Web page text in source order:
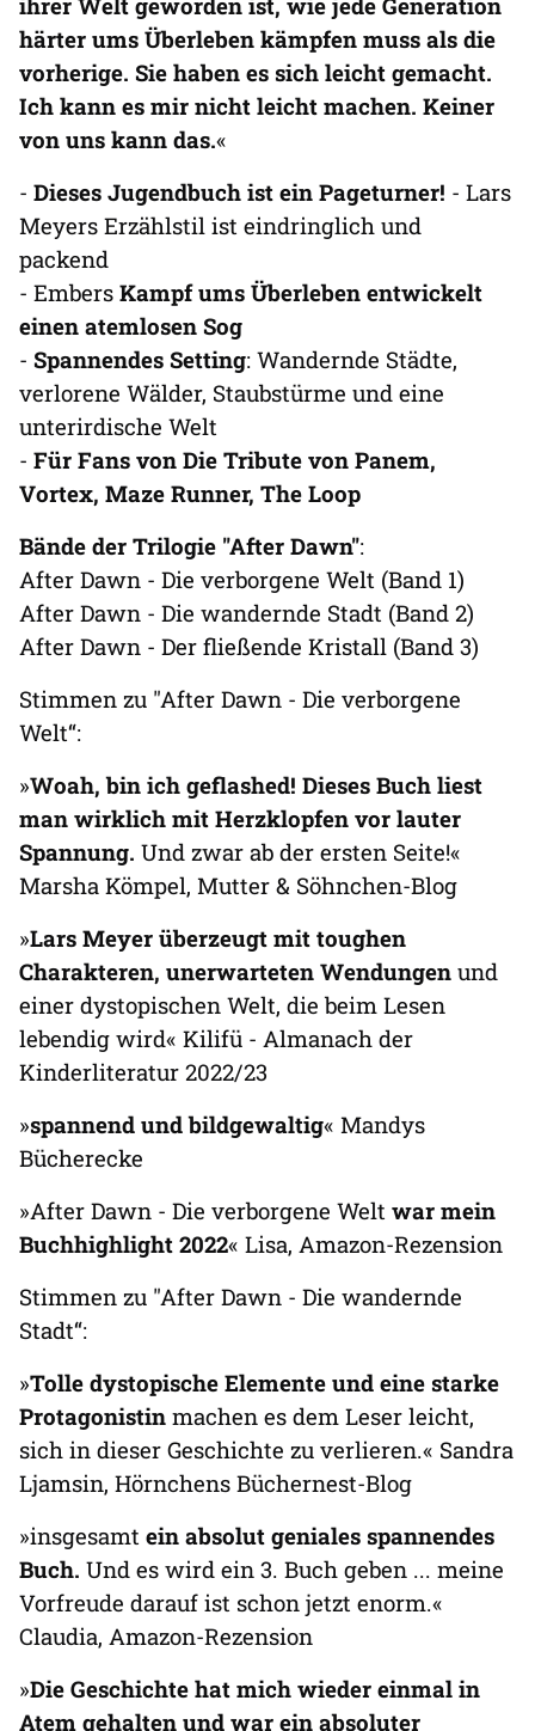
härter ums Überleben kämpfen muss als die
vorherige. Sie haben es sich leicht gemacht.
Ich kann es mir nicht leicht machen. Keiner
von uns kann das.«
- Dieses Jugendbuch ist ein Pageturner! - Lars
Meyers Erzählstil ist eindringlich und
packend
- Embers Kampf ums Überleben entwickelt
einen atemlosen Sog
- Spannendes Setting: Wandernde Städte,
verlorene Wälder, Staubstürme und eine
unterirdische Welt
- Für Fans von Die Tribute von Panem,
Vortex, Maze Runner, The Loop
Bände der Trilogie "After Dawn":
After Dawn - Die verborgene Welt (Band 1)
After Dawn - Die wandernde Stadt (Band 2)
After Dawn - Der fließende Kristall (Band 3)
Stimmen zu "After Dawn - Die verborgene
Welt“:
»Woah, bin ich geflashed! Dieses Buch liest
man wirklich mit Herzklopfen vor lauter
Spannung. Und zwar ab der ersten Seite!«
Marsha Kömpel, Mutter & Söhnchen-Blog
»Lars Meyer überzeugt mit toughen
Charakteren, unerwarteten Wendungen und
einer dystopischen Welt, die beim Lesen
lebendig wird« Kilifü - Almanach der
Kinderliteratur 2022/23
»spannend und bildgewaltig« Mandys
Bücherecke
»After Dawn - Die verborgene Welt war mein
Buchhighlight 2022« Lisa, Amazon-Rezension
Stimmen zu "After Dawn - Die wandernde
Stadt“:
»Tolle dystopische Elemente und eine starke
Protagonistin machen es dem Leser leicht,
sich in dieser Geschichte zu verlieren.« Sandra
Ljamsin, Hörnchens Büchernest-Blog
»insgesamt ein absolut geniales spannendes
Buch. Und es wird ein 3. Buch geben ... meine
Vorfreude darauf ist schon jetzt enorm.«
Claudia, Amazon-Rezension
»Die Geschichte hat mich wieder einmal in
Atem gehalten und war ein absoluter